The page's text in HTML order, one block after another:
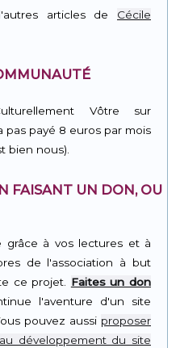
articles de Cécile
Vôtre sur
pas payé 8 euros par mois
bien nous).
FAISANT UN DON, OU
grâce à vos lectures et à
de l'association à but
ce projet. Faites un don
l'aventure d'un site
pouvez aussi proposer
développement du site